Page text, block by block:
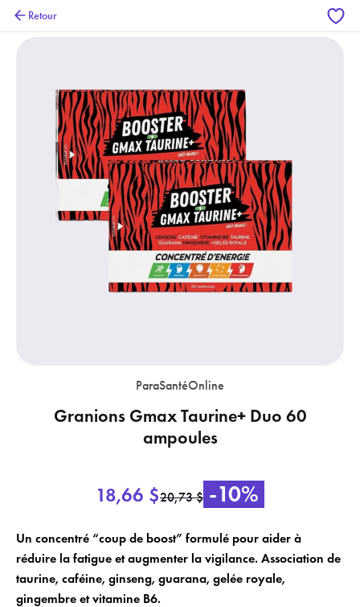
Retour
ParaSantéOnline
Granions Gmax Taurine+ Duo 60
ampoules
18,66 $20,73 $ -10%
Un concentré “coup de boost” formulé pour aider à
réduire la fatigue et augmenter la vigilance. Association de
taurine, caféine, ginseng, guarana, gelée royale,
gingembre et vitamine B6.
Ajouter à la liste de souhaits
add_circle_outline Créer une nouvelle liste
Nom de la liste de souhaits
de souhaits.